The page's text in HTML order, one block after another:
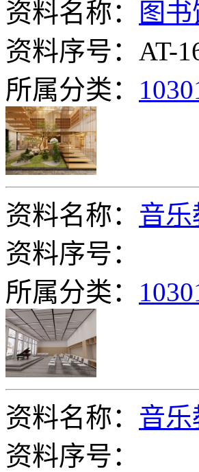
资料名称：
图书
资料序号：AT-
所属分类：
资料名称： 音乐
资料序号：
所属分类：
资料名称： 音乐
资料序号：